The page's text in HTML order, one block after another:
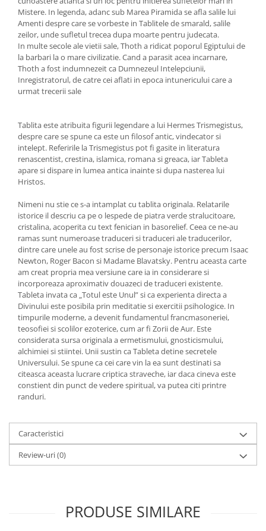
Mistere. In legenda, adanc sub Marea Piramida se afla salile lui
Amenti despre care se vorbeste in Tablitele de smarald, salile
zeilor, unde sufletul trecea dupa moarte pentru judecata.
In multe secole ale vietii sale, Thoth a ridicat poporul Egiptului de
la barbari la o mare civilizatie. Cand a parasit acea incarnare,
Thoth a fost indumnezeit ca Dumnezeul Intelepciunii,
Inregistratorul, de catre cei aflati in epoca intunericului care a
urmat trecerii sale
Tablita este atribuita figurii legendare a lui Hermes Trismegistus,
despre care se spune ca este un filosof antic, vindecator si
intelept. Referirile la Tris­megistus pot fi gasite in literatura
renascentist, crestina, islamica, romana si greaca, iar Tableta
apare si dispare in lumea antica inainte si dupa nasterea lui
Hristos.
Nimeni nu stie ce s-a intamplat cu tablita originala. Relatarile
istorice il descriu ca pe o lespede de piatra verde stralucitoare,
cristalina, acoperita cu text fenician in basorelief. Ceea ce ne-au
ramas sunt numeroase traduceri si traduceri ale traducerilor,
dintre care unele au fost scrise de personaje istorice precum Isaac
Newton, Roger Bacon si Madame Blavatsky. Pentru aceasta carte
am creat propria mea versiune care ia in considerare si
incorporeaza aproximativ douazeci de traduceri existente.
Tableta invata ca „Totul este Unul” si ca experienta directa a
Divinului este posibila prin meditatie si exercitii psihologice. In
timpurile moderne, a devenit fundamentul francmasoneriei,
teosofiei si scolilor ezoterice, cum ar fi Zorii de Aur. Este
considerata sursa originala a ermetismului, gnosticismului,
alchimiei si stiintei. Unii sustin ca Tableta detine secretele
Universului. Se spune ca cei care vin la ea sunt destinati sa
citeasca aceasta lucrare criptica straveche, iar daca cineva este
constient din punct de vedere spiritual, va putea citi printre
randuri.
Caracteristici
Review-uri(0)
PRODUSE SIMILARE